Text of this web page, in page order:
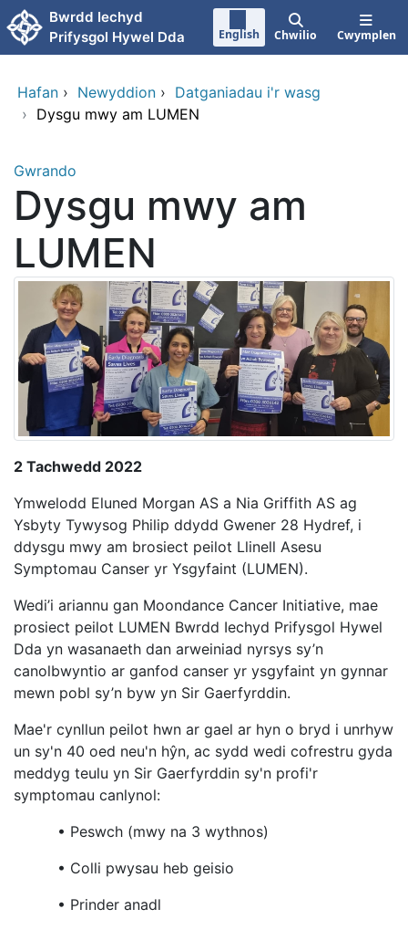
Neidio i'r prif gynnwy
Bwrdd Iechyd
Prifysgol Hywel Dda
English Chwilio Cwymplen
Hafan › Newyddion › Datganiadau i'r wasg
› Dysgu mwy am LUMEN
Gwrando
Dysgu mwy am
LUMEN
2 Tachwedd 2022
Ymwelodd Eluned Morgan AS a Nia Griffith AS ag
Ysbyty Tywysog Philip ddydd Gwener 28 Hydref, i
ddysgu mwy am brosiect peilot Llinell Asesu
Symptomau Canser yr Ysgyfaint (LUMEN).
Wedi’i ariannu gan Moondance Cancer Initiative, mae
prosiect peilot LUMEN Bwrdd Iechyd Prifysgol Hywel
Dda yn wasanaeth dan arweiniad nyrsys sy’n
canolbwyntio ar ganfod canser yr ysgyfaint yn gynnar
mewn pobl sy’n byw yn Sir Gaerfyrddin.
Mae'r cynllun peilot hwn ar gael ar hyn o bryd i unrhyw
un sy'n 40 oed neu'n hŷn, ac sydd wedi cofrestru gyda
meddyg teulu yn Sir Gaerfyrddin sy'n profi'r
symptomau canlynol:
• Peswch (mwy na 3 wythnos)
• Colli pwysau heb geisio
• Prinder anadl